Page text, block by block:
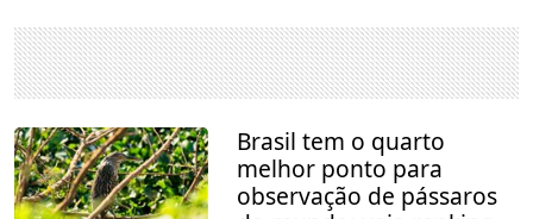
Brasil tem o quarto
melhor ponto para
observação de pássaros